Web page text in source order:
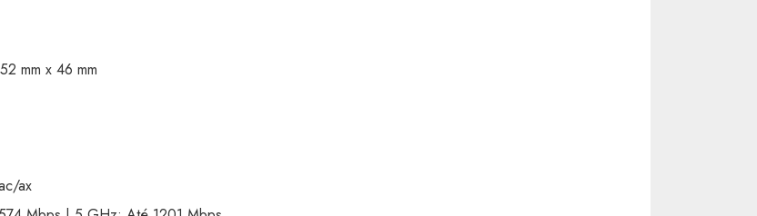
mm x 46 mm
ax